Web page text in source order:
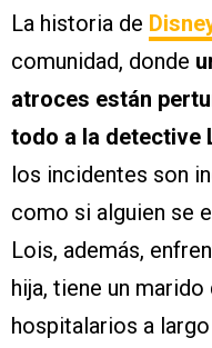
La historia de
comunidad, donde
atroces están
todo a la detective
los incidentes son
como si alguien se
Lois, además,
hija, tiene un
hospitalarios a